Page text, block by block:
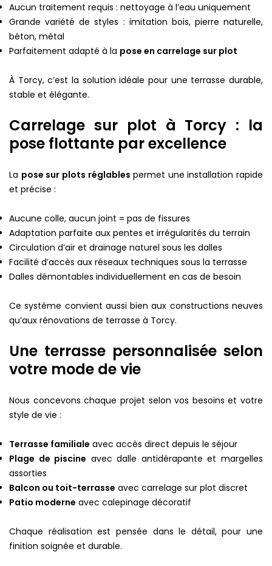
Aucun traitement requis : nettoyage à l’eau uniquement
Grande variété de styles : imitation bois, pierre naturelle,
béton, métal
Parfaitement adapté à la pose en carrelage sur plot
À Torcy, c’est la solution idéale pour une terrasse durable,
stable et élégante.
Carrelage sur plot à Torcy : la
pose flottante par excellence
La pose sur plots réglables permet une installation rapide
et précise :
Aucune colle, aucun joint = pas de fissures
Adaptation parfaite aux pentes et irrégularités du terrain
Circulation d’air et drainage naturel sous les dalles
Facilité d’accès aux réseaux techniques sous la terrasse
Dalles démontables individuellement en cas de besoin
Ce système convient aussi bien aux constructions neuves
qu’aux rénovations de terrasse à Torcy.
Une terrasse personnalisée selon
votre mode de vie
Nous concevons chaque projet selon vos besoins et votre
style de vie :
Terrasse familiale avec accès direct depuis le séjour
Plage de piscine avec dalle antidérapante et margelles
assorties
Balcon ou toit-terrasse avec carrelage sur plot discret
Patio moderne avec calepinage décoratif
Chaque réalisation est pensée dans le détail, pour une
finition soignée et durable.